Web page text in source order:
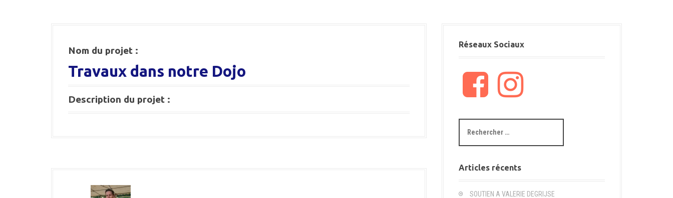
Nom du projet :
Travaux dans notre Dojo
Description du projet :
Réseaux Sociaux
F
c
o
k
a
c
e
Articles récents
SOUTIEN A VALERIE DEGRIJSE